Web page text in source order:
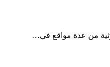
من عدة مواقع في…